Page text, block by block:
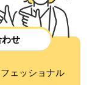
せ
ェッショナル